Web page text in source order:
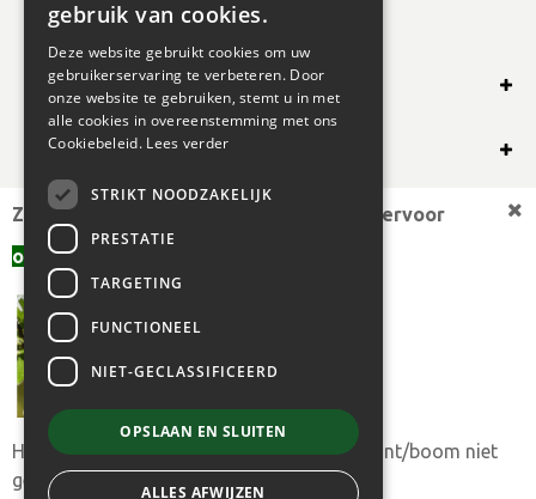
Albizia julibr. 'Rouge de Tuilière' 40-60 cm cont. 3,5L
SHOP ONLINE
OVERIG
OPENINGSUREN
© 2024 BOGAERT B.V.
Zoekt u een andere plantmaat,
bekijk hiervoor
offerte aanvragen
Heeft u toch uw gewenste plantmaat of plant/boom niet
gevonden?
gebruik van cookies.
Deze website gebruikt cookies om uw
gebruikerservaring te verbeteren. Door
onze website te gebruiken, stemt u in met
alle cookies in overeenstemming met ons
Cookiebeleid. Lees verder
STRIKT NOODZAKELIJK
PRESTATIE
TARGETING
FUNCTIONEEL
NIET-GECLASSIFICEERD
OPSLAAN EN SLUITEN
ALLES AFWIJZEN